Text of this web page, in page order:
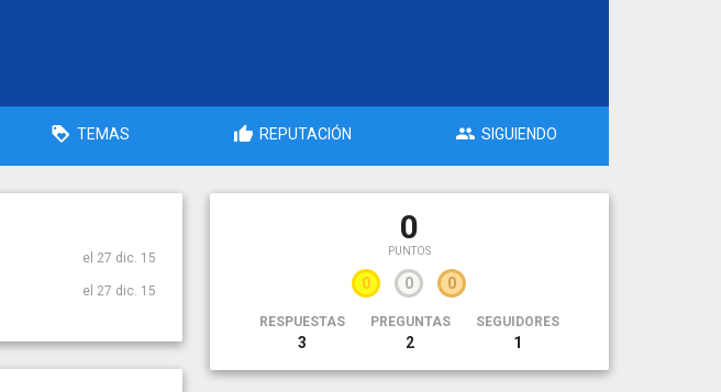
TEMAS REPUTACIÓN SIGUIENDO
el 27 dic. 15
el 27 dic. 15
0
PUNTOS
0 0 0
RESPUESTAS
3
PREGUNTAS
2
SEGUIDORES
1